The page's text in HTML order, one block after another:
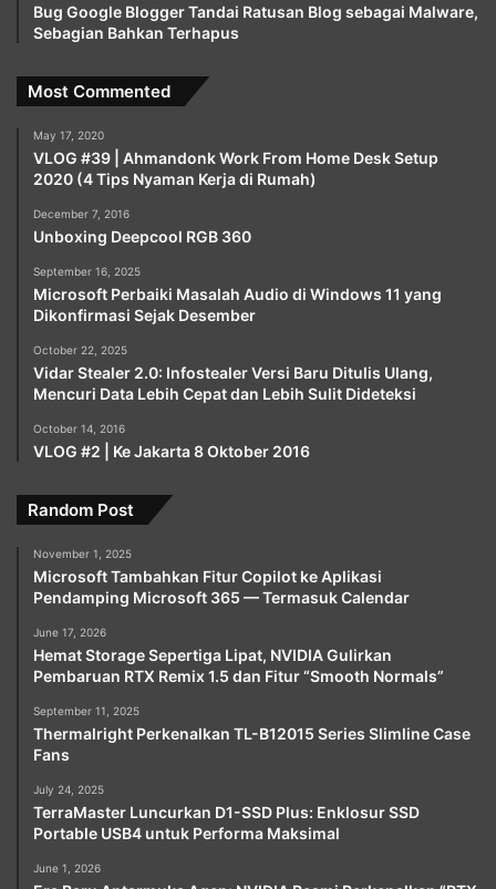
Bug Google Blogger Tandai Ratusan Blog sebagai Malware,
Sebagian Bahkan Terhapus
Most Commented
May 17, 2020
VLOG #39 | Ahmandonk Work From Home Desk Setup
2020 (4 Tips Nyaman Kerja di Rumah)
December 7, 2016
Unboxing Deepcool RGB 360
September 16, 2025
Microsoft Perbaiki Masalah Audio di Windows 11 yang
Dikonfirmasi Sejak Desember
October 22, 2025
Vidar Stealer 2.0: Infostealer Versi Baru Ditulis Ulang,
Mencuri Data Lebih Cepat dan Lebih Sulit Dideteksi
October 14, 2016
VLOG #2 | Ke Jakarta 8 Oktober 2016
Random Post
November 1, 2025
Microsoft Tambahkan Fitur Copilot ke Aplikasi
Pendamping Microsoft 365 — Termasuk Calendar
June 17, 2026
Hemat Storage Sepertiga Lipat, NVIDIA Gulirkan
Pembaruan RTX Remix 1.5 dan Fitur “Smooth Normals”
September 11, 2025
Thermalright Perkenalkan TL-B12015 Series Slimline Case
Fans
July 24, 2025
TerraMaster Luncurkan D1-SSD Plus: Enklosur SSD
Portable USB4 untuk Performa Maksimal
June 1, 2026